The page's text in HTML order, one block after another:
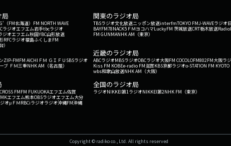
（FM北海道） FM NORTH WAVE
ラジオエフエム岩手tbcラジオ
ジオエフエム秋田YBC山形放送
RFCラジオ福島ふくしまFM
）
関東のラジオ局
TBSラジオ文化放送ニッポン放送interfmTOKYO FMJ-WAVEラジオ
BAYFM78NACK5 ＦＭヨコハマLuckyFM 茨城放送CRT栃木放送
FM GUNMANHK AM（東京）
ZIP-FMFM AICHI ＦＭ ＧＩＦＵ SBSラジオ
ブ ＦＭ三重NHK AM（名古屋）
近畿のラジオ局
ABCラジオMBSラジオOBCラジオ大阪FM COCOLOFM802FM大阪ラ
Kiss FM KOBEe-radio FM滋賀KBS京都ラジオα-STATION FM KYOTO
wbs和歌山放送NHK AM（大阪）
CROSS FMFM FUKUOKAエフエム佐賀
エフエム熊本OBSラジオエフエム大分
オμＦＭRBCiラジオラジオ沖縄FM沖縄
全国のラジオ局
ラジオNIKKEI第1ラジオNIKKEI第2NHK FM（東京）
Copyright © radiko co., Ltd. All rights reserved